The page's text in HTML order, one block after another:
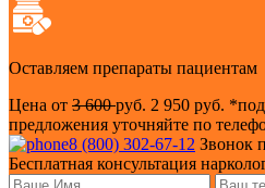
Оставляем препараты пациентам
Цена от 3 600руб. 2 950 руб.
предложения уточняйте по
8 (800) 302-67-12 Звонок
Бесплатная консультация